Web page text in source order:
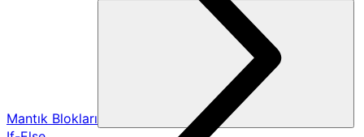
Mantık Blokları